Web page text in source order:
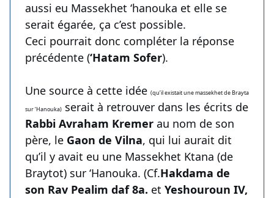
aussi eu Massekhet ‘hanouka et elle se
serait égarée, ça c’est possible.
Ceci pourrait donc compléter la réponse
précédente (‘Hatam Sofer).
Une source à cette idée (qu’il existait une massekhet de Brayta
sur ‘Hanouka) serait à retrouver dans les écrits de
Rabbi Avraham Kremer au nom de son
père, le Gaon de Vilna, qui lui aurait dit
qu’il y avait eu une Massekhet Ktana (de
Braytot) sur ‘Hanouka. (Cf.Hakdama de
son Rav Pealim daf 8a. et Yeshouroun IV,